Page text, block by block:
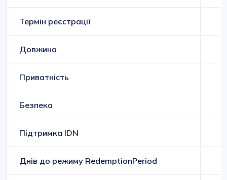
Термін реєстрації
Довжина
Приватність
Безпека
Підтримка IDN
Днів до режиму RedemptionPeriod